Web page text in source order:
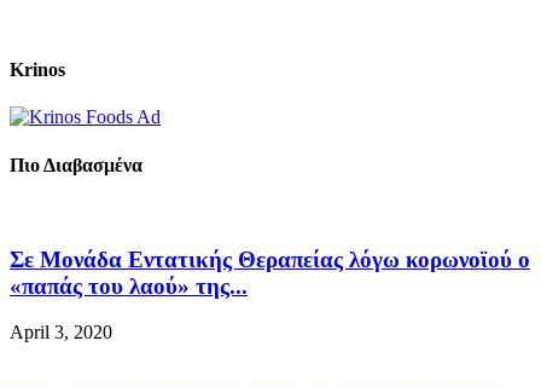
Krinos
Πιο Διαβασμένα
Σε Μονάδα Εντατικής Θεραπείας λόγω κορωνοϊού ο
«παπάς του λαού» της...
April 3, 2020